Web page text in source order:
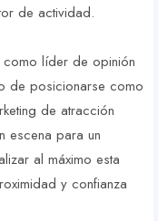
de actividad.
líder de opinión
de posicionarse como
de atracción
escena para un
al máximo esta
y confianza